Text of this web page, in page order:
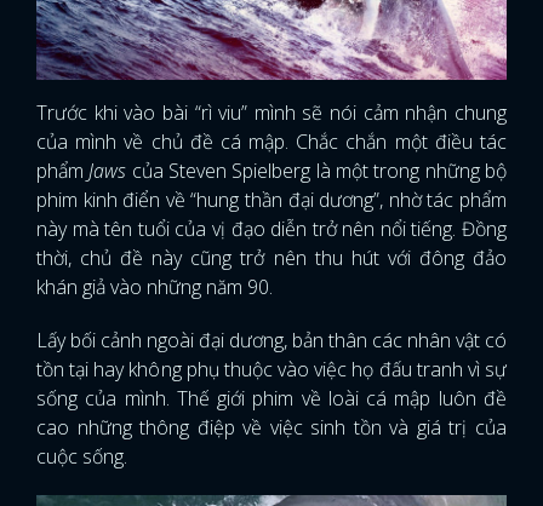
Trước khi vào bài “rì viu” mình sẽ nói cảm nhận chung
của mình về chủ đề cá mập. Chắc chắn một điều tác
phẩmJaws của Steven Spielberg là một trong những bộ
phim kinh điển về “hung thần đại dương”, nhờ tác phẩm
này mà tên tuổi của vị đạo diễn trở nên nổi tiếng. Đồng
thời, chủ đề này cũng trở nên thu hút với đông đảo
khán giả vào những năm 90.
Lấy bối cảnh ngoài đại dương, bản thân các nhân vật có
tồn tại hay không phụ thuộc vào việc họ đấu tranh vì sự
sống của mình. Thế giới phim về loài cá mập luôn đề
cao những thông điệp về việc sinh tồn và giá trị của
cuộc sống.